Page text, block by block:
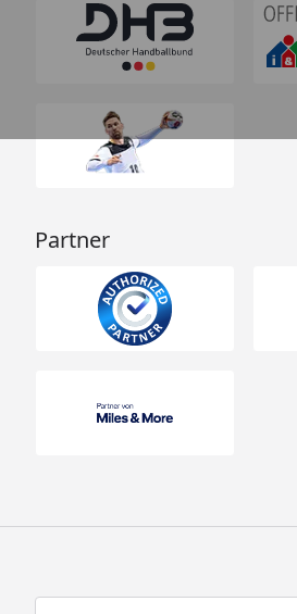
Partner